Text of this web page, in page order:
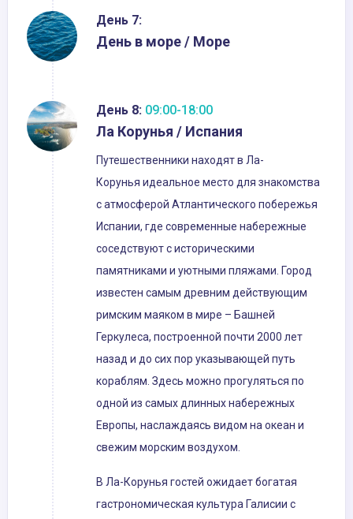
День 7:
День в море / Море
День 8: 09:00-18:00
Ла Корунья / Испания
Путешественники находят в Ла-
Корунья идеальное место для знакомства
с атмосферой Атлантического побережья
Испании, где современные набережные
соседствуют с историческими
памятниками и уютными пляжами. Город
известен самым древним действующим
римским маяком в мире – Башней
Геркулеса, построенной почти 2000 лет
назад и до сих пор указывающей путь
кораблям. Здесь можно прогуляться по
одной из самых длинных набережных
Европы, наслаждаясь видом на океан и
свежим морским воздухом.
В Ла-Корунья гостей ожидает богатая
гастрономическая культура Галисии с